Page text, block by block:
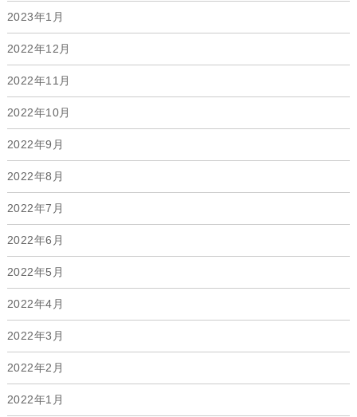
2023年1月
2022年12月
2022年11月
2022年10月
2022年9月
2022年8月
2022年7月
2022年6月
2022年5月
2022年4月
2022年3月
2022年2月
2022年1月